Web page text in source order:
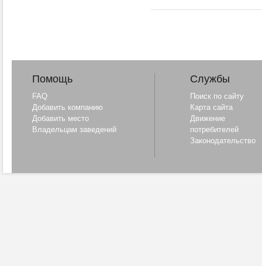
Помощь
FAQ
Добавить компанию
Добавить место
Владельцам заведений
Службы
Поиск по сайту
Карта сайта
Движение
потребителей
Законодательство